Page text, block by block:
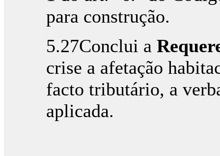
para construção.
5.27Conclui a
crise a afetação
facto tributário, a
aplicada.